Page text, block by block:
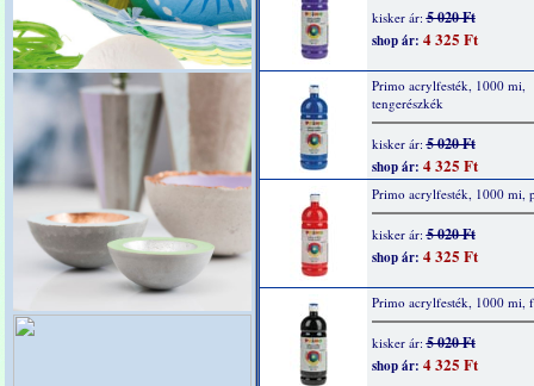
kisker ár:5 020 Ft
shop ár: 4 325 Ft
Primo acrylfesték, 1000 mi,
tengerészkék
kisker ár:5 020 Ft
shop ár: 4 325 Ft
Primo acrylfesték, 1000 mi,
kisker ár:5 020 Ft
shop ár: 4 325 Ft
Primo acrylfesték, 1000 mi,
kisker ár:5 020 Ft
shop ár: 4 325 Ft